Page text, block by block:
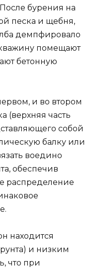
бурения на
песка и щебня,
демпфировало
помещают
бетонную
и во втором
(верхняя часть
собой
балку или
воедино
обеспечив
распределение
находится
и низким
что при